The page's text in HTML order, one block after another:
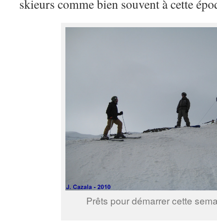
skieurs comme bien souvent à cette
Prêts pour démarrer cette